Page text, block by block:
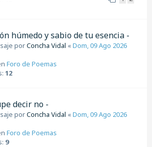
húmedo y sabio de tu esencia -
porConcha Vidal «Dom, 09 Ago 2026
Foro de Poemas
12
decir no -
porConcha Vidal «Dom, 09 Ago 2026
Foro de Poemas
9